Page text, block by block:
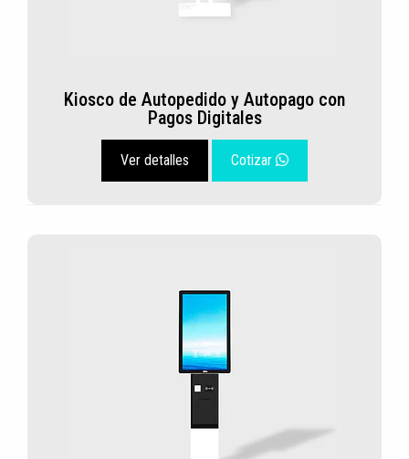
Kiosco de Autopedido y Autopago con
Pagos Digitales
Ver detalles Cotizar